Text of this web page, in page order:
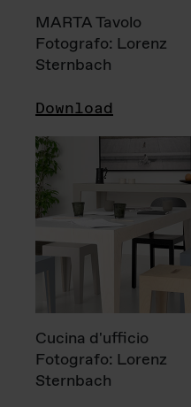
MARTA Tavolo
Fotografo: Lorenz
Sternbach
Download
Cucina d'ufficio
Fotografo: Lorenz
Sternbach